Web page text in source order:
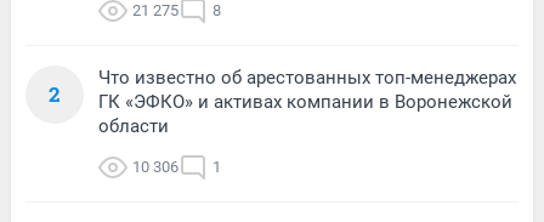
21 275 8
2
Что известно об арестованных топ-менеджерах
ГК «ЭФКО» и активах компании в Воронежской
области
10 306 1